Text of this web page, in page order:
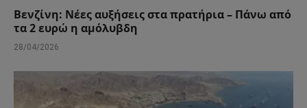
Βενζίνη: Νέες αυξήσεις στα πρατήρια – Πάνω από
τα 2 ευρώ η αμόλυβδη
28/04/2026